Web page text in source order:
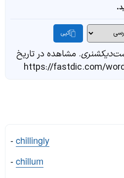
کپی
. مشاهده در تاریخ
-chillingly
-chillum